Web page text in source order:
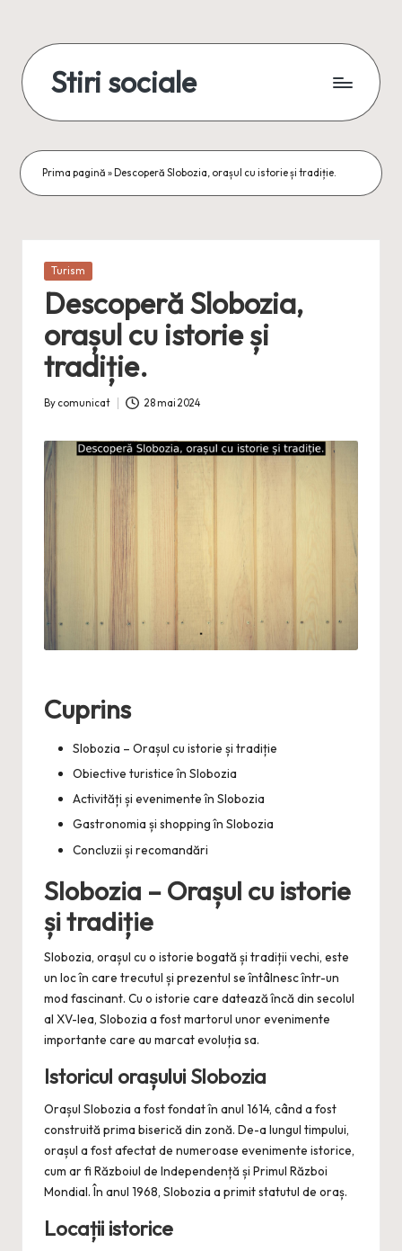
content
Stiri sociale
conexiuni
reale
Prima pagină » Descoperă Slobozia, orașul cu istorie și tradiție.
Posted
Turism
Descoperă Slobozia,
orașul cu istorie și
tradiție.
Posted
By comunicat 28 mai 2024
Cuprins
Slobozia – Orașul cu istorie și tradiție
Obiective turistice în Slobozia
Activități și evenimente în Slobozia
Gastronomia și shopping în Slobozia
Concluzii și recomandări
Slobozia – Orașul cu istorie
și tradiție
Slobozia, orașul cu o istorie bogată și tradiții vechi, este
un loc în care trecutul și prezentul se întâlnesc într-un
mod fascinant. Cu o istorie care datează încă din secolul
al XV-lea, Slobozia a fost martorul unor evenimente
importante care au marcat evoluția sa.
Istoricul orașului Slobozia
Orașul Slobozia a fost fondat în anul 1614, când a fost
construită prima biserică din zonă. De-a lungul timpului,
orașul a fost afectat de numeroase evenimente istorice,
cum ar fi Războiul de Independență și Primul Război
Mondial. În anul 1968, Slobozia a primit statutul de oraș.
Locații istorice